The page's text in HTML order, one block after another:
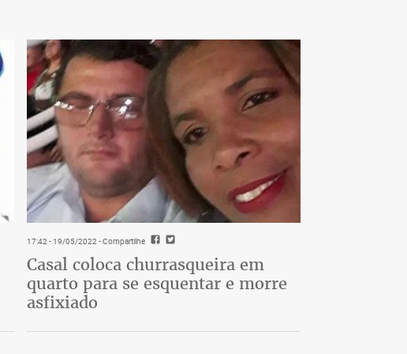
17:42 - 19/05/2022- Compartilhe
Casal coloca churrasqueira em
quarto para se esquentar e morre
asfixiado